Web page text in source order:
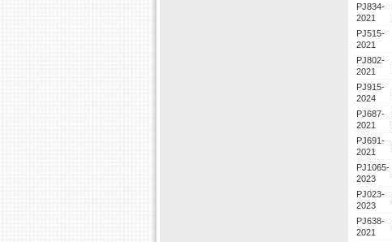
PJ834-
2021
PJ515-
2021
PJ802-
2021
PJ915-
2024
PJ687-
2021
PJ691-
2021
PJ1065-
2023
PJ023-
2023
PJ638-
2021